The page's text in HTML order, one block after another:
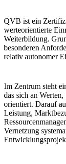
QVB ist ein
werteorientierte
Weiterbildung.
besonderen
relativ autonomer
Im Zentrum steht
das sich an
orientiert. Darauf
Leistung,
Vernetzung